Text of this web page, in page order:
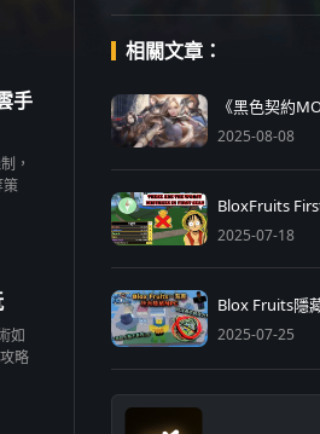
手
，
策
如
略
相關文章：
2025-08-08
BloxFruits
2025-07-18
2025-07-25